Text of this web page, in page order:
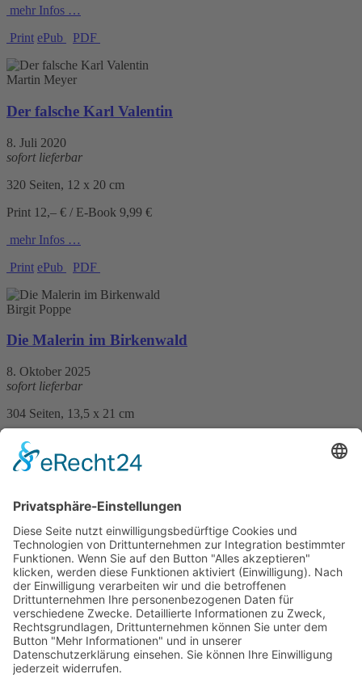
mehr Infos …
Print ePub PDF
Martin Meyer
Der falsche Karl Valentin
8. Juli 2020
sofort lieferbar
320 Seiten, 12 x 20 cm
Print 12,– € / E-Book 9,99 €
mehr Infos …
Print ePub PDF
Birgit Poppe
Die Malerin im Birkenwald
8. Oktober 2025
sofort lieferbar
304 Seiten, 13,5 x 21 cm
Print 20,– € / E-Book 14,99 €
mehr Infos …
Silvia Stolzenburg
Die Salbenmacherin und der Stein der Weisen
12. August 2020
sofort lieferbar
346 Seiten, 12 x 20 cm
Print 15,– € / E-Book 11,99 €